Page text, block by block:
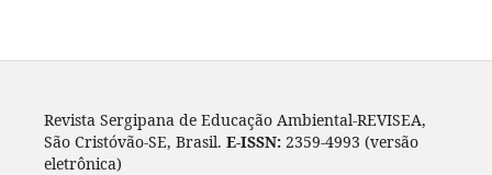
Revista Sergipana de Educação Ambiental-REVISEA,
São Cristóvão-SE, Brasil. E-ISSN:2359-4993 (versão
eletrônica)